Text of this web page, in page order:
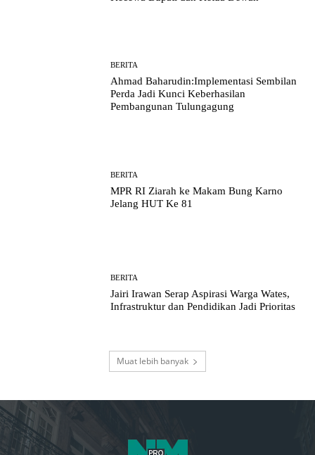
BERITA
Ahmad Baharudin:Implementasi Sembilan
Perda Jadi Kunci Keberhasilan
Pembangunan Tulungagung
BERITA
MPR RI Ziarah ke Makam Bung Karno
Jelang HUT Ke 81
BERITA
Jairi Irawan Serap Aspirasi Warga Wates,
Infrastruktur dan Pendidikan Jadi Prioritas
Muat lebih banyak